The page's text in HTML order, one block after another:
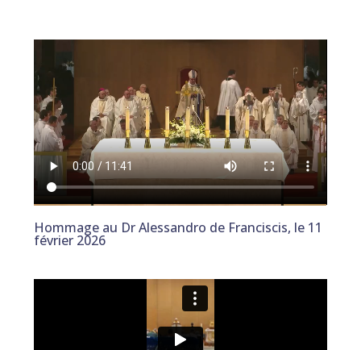
Hommage au Dr Alessandro de Franciscis, le 11
février 2026